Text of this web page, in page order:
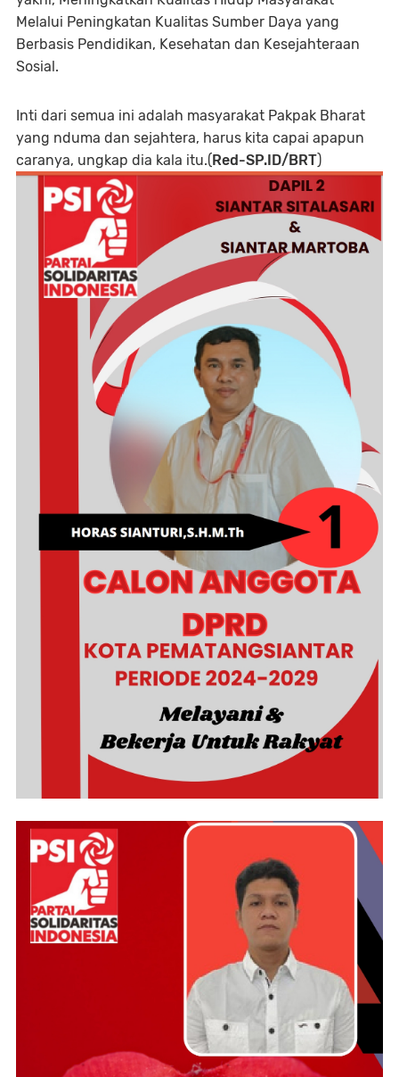
Melalui Peningkatan Kualitas Sumber Daya yang
Berbasis Pendidikan, Kesehatan dan Kesejahteraan
Sosial.
Inti dari semua ini adalah masyarakat Pakpak Bharat
yang nduma dan sejahtera, harus kita capai apapun
caranya, ungkap dia kala itu.(Red-SP.ID/BRT)